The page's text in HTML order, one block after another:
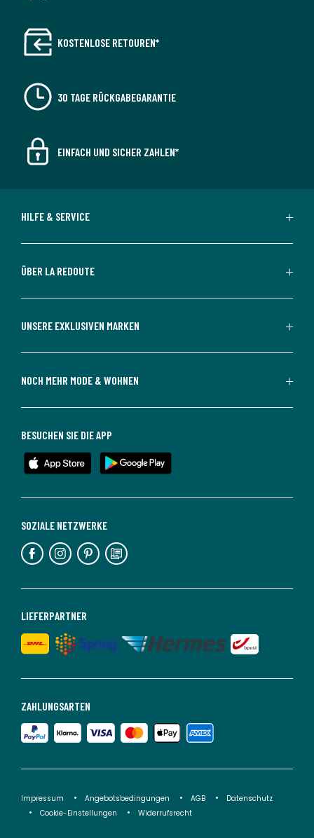
KOSTENLOSE RETOUREN*
30 TAGE RÜCKGABEGARANTIE
EINFACH UND SICHER ZAHLEN*
HILFE & SERVICE
ÜBER LA REDOUTE
UNSERE EXKLUSIVEN MARKEN
NOCH MEHR MODE & WOHNEN
ZAHLUNGSARTEN
LIEFERPARTNER
SOZIALE NETZWERKE
BESUCHEN SIE DIE APP
Impressum Angebotsbedingungen AGB
Datenschutz
Cookie-Einstellungen
Widerrufsrecht